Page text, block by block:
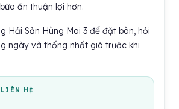
ăn thuận lợi hơn.
Hải Sản Hùng Mai 3 để đặt bàn, hỏi
ngày và thống nhất giá trước khi
HỆ